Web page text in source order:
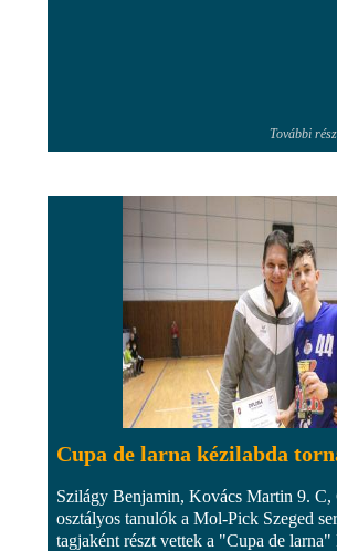
További
Cupa de larna kézilabda
Szilágy Benjamin, Kovács Martin 9. C,
osztályos tanulók a Mol-Pick Szeged
tagjaként részt vettek a "Cupa de